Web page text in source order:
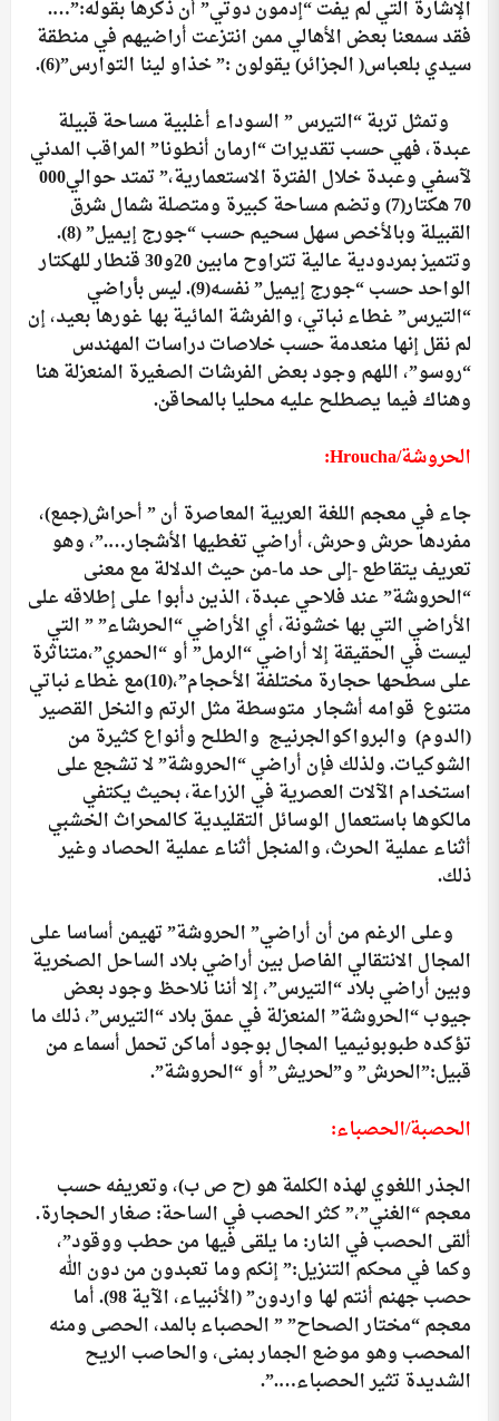
الإشارة التي لم يفت “إدمون دوتي” أن ذكرها بقوله:”….
فقد سمعنا بعض الأهالي ممن انتزعت أراضيهم في منطقة
سيدي بلعباس( الجزائر) يقولون :” خذاو لينا التوارس”(6)
.
وتمثل تربة “التيرس ” السوداء أغلبية مساحة قبيلة
عبدة، فهي حسب تقديرات “ارمان أنطونا” المراقب المدني
لآسفي وعبدة خلال الفترة الاستعمارية،” تمتد حوالي000
70 هكتار
(7) وتضم مساحة كبيرة ومتصلة شمال شرق
القبيلة وبالأخص سهل سحيم حسب “جورج إيميل”(8).
وتتميز بمردودية عالية تتراوح مابين 20و30 قنطار للهكتار
الواحد حسب “جورج إيميل” نفسه(9).
ليس بأراضي
“التيرس” غطاء نباتي، والفرشة المائية بها غورها بعيد، إن
لم نقل إنها منعدمة حسب خلاصات دراسات المهندس
“روسو”، اللهم وجود بعض الفرشات الصغيرة المنعزلة هنا
وهناك فيما يصطلح عليه محليا بالمحاقن.
الحروشة/Hroucha
:
جاء في معجم اللغة العربية المعاصرة أن ” أحراش(جمع)،
مفردها حرش وحرش، أراضي تغطيها الأشجار….”، وهو
تعريف يتقاطع -إلى حد ما-من حيث الدلالة مع معنى
“الحروشة” عند فلاحي عبدة، الذين دأبوا على إطلاقه على
الأراضي التي بها خشونة، أي الأراضي “الحرشاء” ” التي
ليست في الحقيقة إلا أراضي “الرمل” أو “الحمري”،متناثرة
على سطحها حجارة مختلفة الأحجام”،(10)
مع غطاء نباتي
متنوع قوامه أشجار متوسطة مثل الرتم والنخل القصير
(الدوم) والبرواكوالجرنيج والطلح وأنواع كثيرة من
الشوكيات. ولذلك فإن أراضي “الحروشة” لا تشجع على
استخدام الآلات العصرية في الزراعة، بحيث يكتفي
مالكوها باستعمال الوسائل التقليدية كالمحراث الخشبي
أثناء عملية الحرث، والمنجل أثناء عملية الحصاد وغير
ذلك.
وعلى الرغم من أن أراضي” الحروشة” تهيمن أساسا على
المجال الانتقالي الفاصل بين أراضي بلاد الساحل الصخرية
وبين أراضي بلاد “التيرس”، إلا أننا نلاحظ وجود بعض
جيوب “الحروشة” المنعزلة في عمق بلاد “التيرس”، ذلك ما
تؤكده طبوبونيميا المجال بوجود أماكن تحمل أسماء من
قبيل:”الحرش” و”لحريش” أو “الحروشة”.
الحصبة/الحصباء:
الجذر اللغوي لهذه الكلمة هو (ح ص ب)، وتعريفه حسب
معجم “الغني”،” كثر الحصب في الساحة: صغار الحجارة.
ألقى الحصب في النار: ما يلقى فيها من حطب ووقود”،
وكما في محكم التنزيل:” إنكم وما تعبدون من دون الله
حصب جهنم أنتم لها واردون” (الأنبياء، الآية 98). أما
معجم “مختار الصحاح” ” الحصباء بالمد، الحصى ومنه
المحصب وهو موضع الجمار بمنى، والحاصب الريح
الشديدة تثير الحصباء….”.